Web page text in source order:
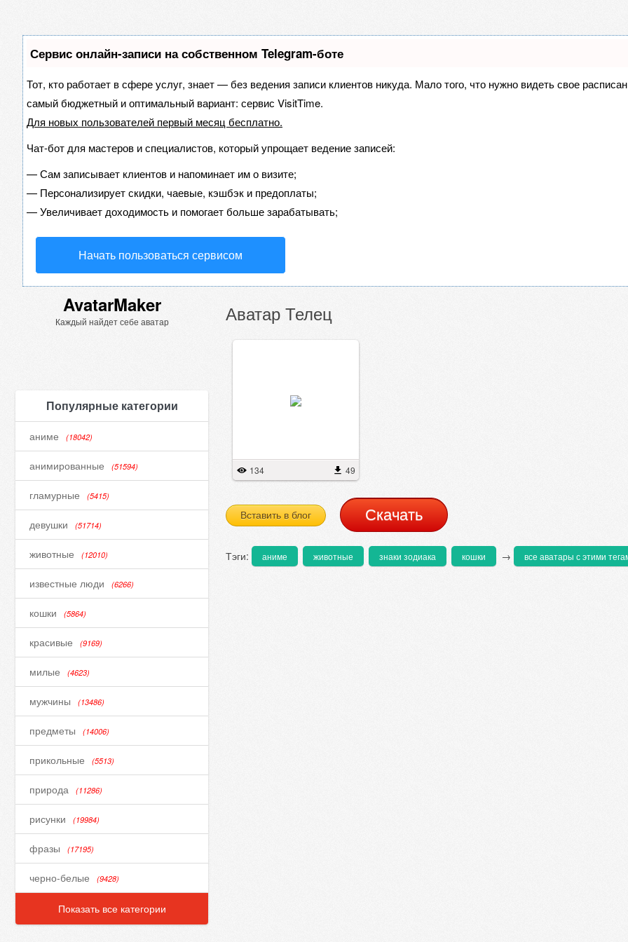
Сервис онлайн-записи на собственном Telegram-боте
Тот, кто работает в сфере услуг, знает — без ведения записи клиентов никуда. Мало того, что нужно видеть свое
самый бюджетный и оптимальный вариант: сервис VisitTime.
Для новых пользователей первый месяц бесплатно.
Чат-бот для мастеров и специалистов, который упрощает ведение записей:
—Сам записывает клиентов и напоминает им о визите;
— Персонализирует скидки, чаевые, кэшбэк и предоплаты;
—Увеличивает доходимость и помогает больше зарабатывать;
Начать пользоваться сервисом
AvatarMaker
Каждый найдет себе аватар
Популярные категории
аниме (18042)
анимированные (51594)
гламурные (5415)
девушки (51714)
животные (12010)
известные люди (6266)
кошки (5864)
красивые (9169)
милые (4623)
мужчины (13486)
предметы (14006)
прикольные (5513)
природа (11286)
рисунки (19984)
фразы (17195)
черно-белые (9428)
Показать все категории
Аватар Телец
134 49
Вставить в блог Cкачать
Тэги: аниме животные знаки зодиака кошки → все аватары с этими